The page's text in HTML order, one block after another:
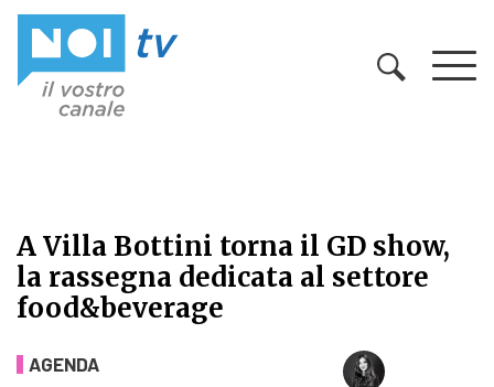
A Villa Bottini torna il GD show,
la rassegna dedicata al settore
food&beverage
A Villa Bottini torna il GD show, la
AGENDA